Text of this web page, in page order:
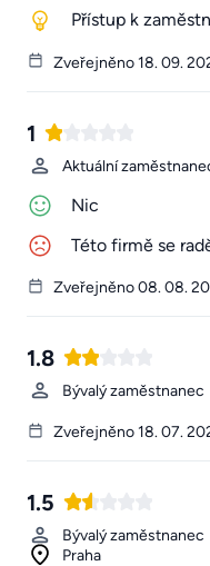
Přístup k
Zveřejněno 18. 09.
1
Aktuální
Nic
Této firmě se
Zveřejněno 08. 08.
1.8
Bývalý zaměstnanec
Zveřejněno 18. 07.
1.5
Bývalý zaměstnanec
Praha